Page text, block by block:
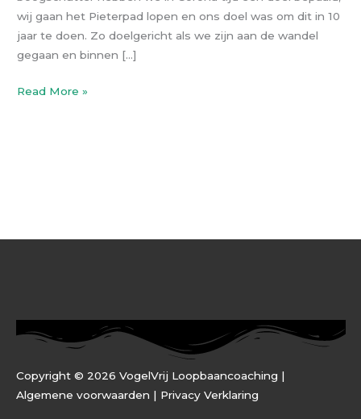
wij gaan het Pieterpad lopen en ons doel was om dit in 10
jaar te doen. Zo doelgericht als we zijn aan de wandel
gegaan en binnen […]
Read More »
Copyright © 2026 VogelVrij Loopbaancoaching |
Algemene voorwaarden | Privacy Verklaring